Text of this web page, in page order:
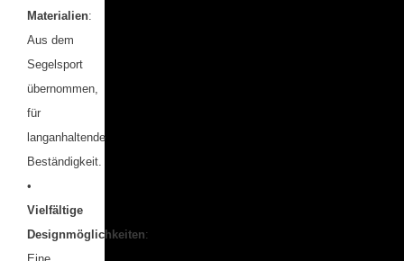
Materialien:
Aus dem
Segelsport
übernommen,
für
langanhaltende
Beständigkeit.
•
Vielfältige
Designmöglichkeiten: